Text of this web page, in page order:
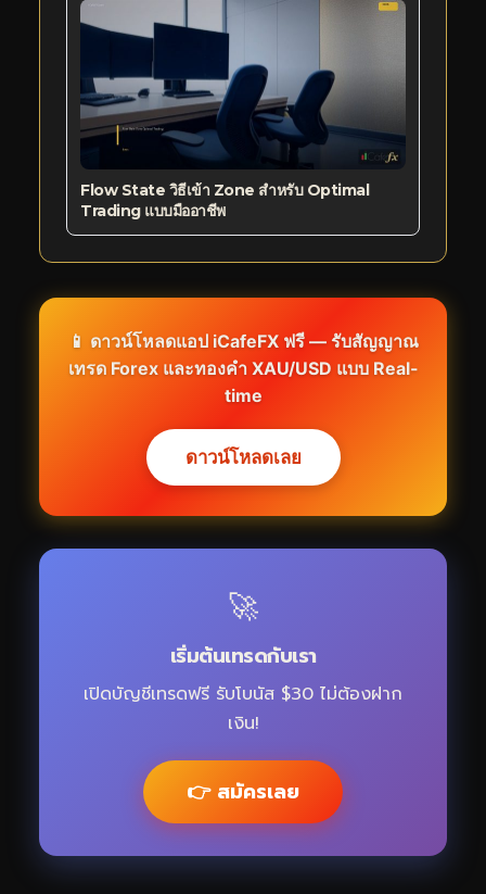
Flow State วิธีเข้า Zone สำหรับ Optimal
Trading แบบมืออาชีพ
📱 ดาวน์โหลดแอป iCafeFX ฟรี — รับสัญญาณ
เทรด Forex และทองคำ XAU/USD แบบ Real-
time
ดาวน์โหลดเลย
🚀
เริ่มต้นเทรดกับเรา
เปิดบัญชีเทรดฟรี รับโบนัส $30 ไม่ต้องฝาก
เงิน!
👉 สมัครเลย